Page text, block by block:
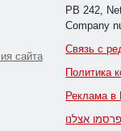
сайта
PB 242,
Company
Связь с
Политика
Реклама в
פרסמו אצלנו